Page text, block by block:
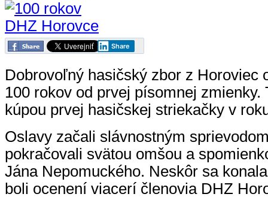
Share
Dobrovoľný hasičský zbor z Horoviec
100 rokov od prvej písomnej
kúpou prvej hasičskej striekačky v
Oslavy začali slávnostným
pokračovali svätou omšou a
Jána Nepomuckého. Neskôr sa
boli ocenení viacerí členovia DHZ